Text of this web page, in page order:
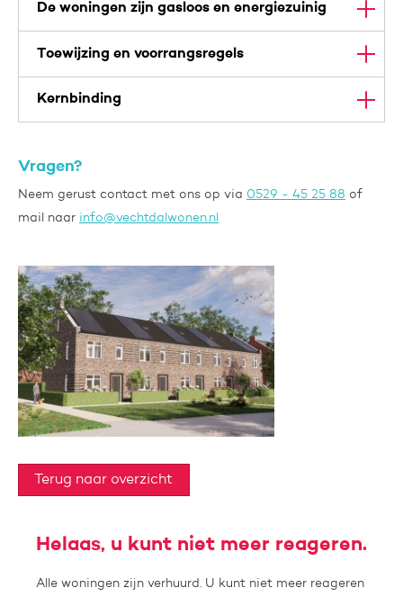
De woningen zijn gasloos en energiezuinig
Toewijzing en voorrangsregels
Kernbinding
Vragen?
Neem gerust contact met ons op via 0529 - 45 25 88 of
mail naar info@vechtdalwonen.nl
Terug naar overzicht
Helaas, u kunt niet meer reageren.
Alle woningen zijn verhuurd. U kunt niet meer reageren